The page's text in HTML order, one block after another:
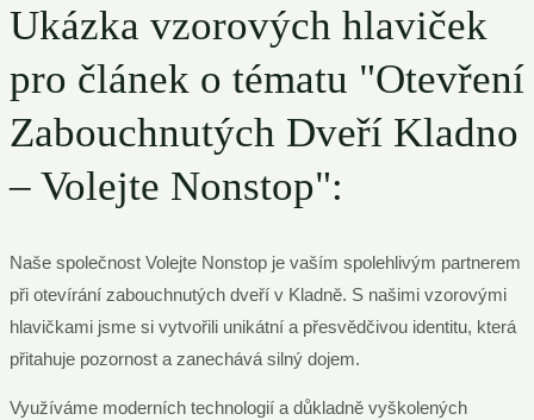
Ukázka vzorových hlaviček
pro článek o tématu "Otevření
Zabouchnutých Dveří Kladno
– Volejte Nonstop":
Naše společnost Volejte Nonstop je vaším spolehlivým partnerem
při otevírání zabouchnutých dveří v Kladně. S našimi vzorovými
hlavičkami jsme si vytvořili unikátní a přesvědčivou identitu, která
přitahuje pozornost a zanechává silný dojem.
Využíváme moderních technologií a důkladně vyškolených